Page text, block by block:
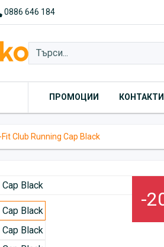
0886 646 184
ПРОМОЦИИ КОНТАКТИ
Fit Club Running Cap Black
-